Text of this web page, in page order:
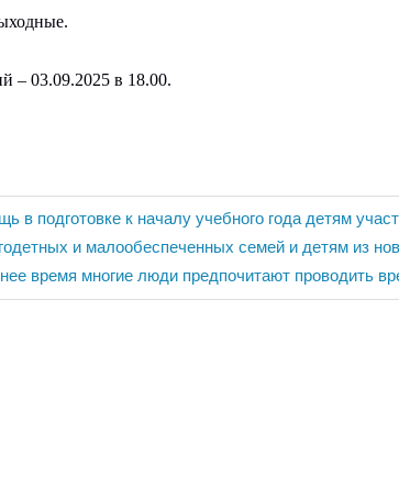
–03.09.2025 в 18.00.
в подготовке к началу учебного года детям
и малообеспеченных семей и детям из
время многие люди предпочитают проводить